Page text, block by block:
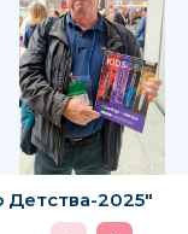
Детства-2025"